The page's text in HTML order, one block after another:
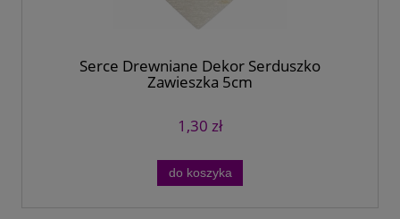
Serce Drewniane Dekor Serduszko
Zawieszka 5cm
1,30 zł
do koszyka